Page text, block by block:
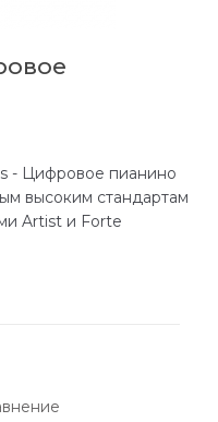
- Цифровое пианино
высоким стандартам
Artist и Forte